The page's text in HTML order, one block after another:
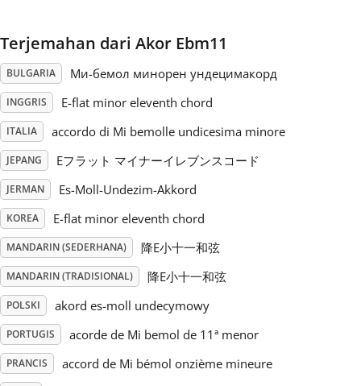
Svenska
Tiếng Việt
Türkçe
简体中文
繁體中文
Terjemahan dari Akor Ebm11
BULGARIA Ми-бемол минорен ундецимакорд
INGGRIS E-flat minor eleventh chord
ITALIA accordo di Mi bemolle undicesima minore
JEPANG Eフラット マイナーイレブンスコード
JERMAN Es-Moll-Undezim-Akkord
KOREA E-flat minor eleventh chord
MANDARIN (SEDERHANA) 降E小十一和弦
MANDARIN (TRADISIONAL) 降E小十一和弦
POLSKI akord es-moll undecymowy
PORTUGIS acorde de Mi bemol de 11ª menor
PRANCIS accord de Mi bémol onzième mineure